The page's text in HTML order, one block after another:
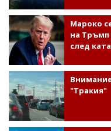
Мароко
на Тръмп
след
"Тракия"